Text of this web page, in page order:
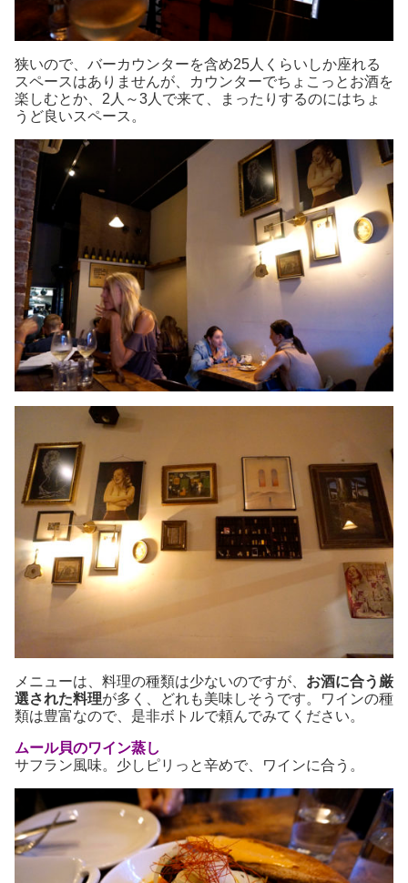
狭いので、バーカウンターを含め25人くらいしか座れる
スペースはありませんが、カウンターでちょこっとお酒を
楽しむとか、2人～3人で来て、まったりするのにはちょ
うど良いスペース。
メニューは、料理の種類は少ないのですが、 お酒に合う厳
選された料理が多く、どれも美味しそうです。ワインの種
類は豊富なので、是非ボトルで頼んでみてください。
ムール貝のワイン蒸し
サフラン風味。少しピリっと辛めで、ワインに合う。